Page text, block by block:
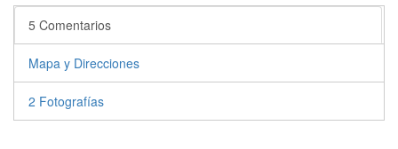
5 Comentarios
Mapa y Direcciones
2 Fotografías